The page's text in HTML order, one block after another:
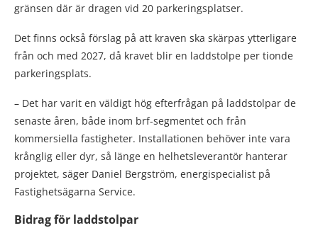
gränsen där är dragen vid 20 parkeringsplatser.
Det finns också förslag på att kraven ska skärpas ytterligare
från och med 2027, då kravet blir en laddstolpe per tionde
parkeringsplats.
– Det har varit en väldigt hög efterfrågan på laddstolpar de
senaste åren, både inom brf-segmentet och från
kommersiella fastigheter. Installationen behöver inte vara
krånglig eller dyr, så länge en helhetsleverantör hanterar
projektet, säger Daniel Bergström, energispecialist på
Fastighetsägarna Service.
Bidrag för laddstolpar